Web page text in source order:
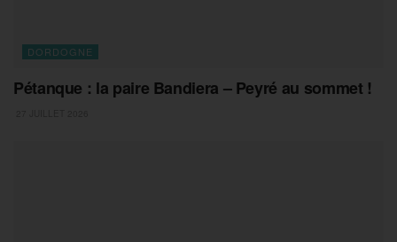
DORDOGNE
Pétanque : la paire Bandiera – Peyré au sommet !